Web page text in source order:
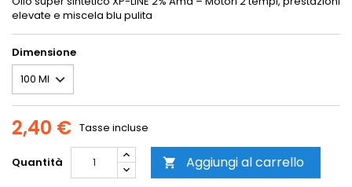
elevate e miscela blu pulita
Dimensione
2,40 € Tasse incluse
Quantità  Aggiungi al carrello